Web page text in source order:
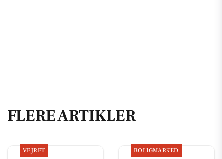
FLERE ARTIKLER
VEJRET BOLIGMARKED